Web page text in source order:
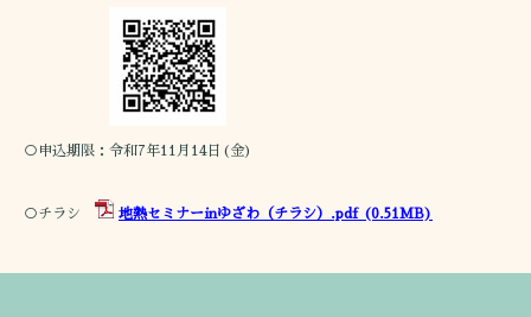
○申込期限：令和7年11月14日(金)
○チラシ 地熱セミナーinゆざわ（チラシ）.pdf(0.51MB)